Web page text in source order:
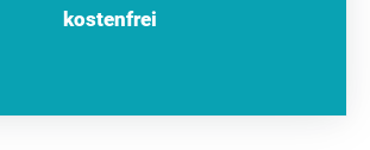
kostenfrei